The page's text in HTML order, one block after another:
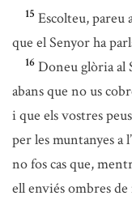
15 Escolteu, pareu
que el Senyor ha
16 Doneu glòria al
abans que no us
i que els vostres
per les muntanyes a
no fos cas que,
ell enviés ombres